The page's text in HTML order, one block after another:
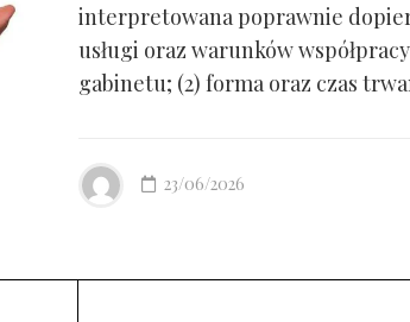
interpretowana poprawnie
usługi oraz warunków
gabinetu; (2) forma oraz czas
23/06/2026